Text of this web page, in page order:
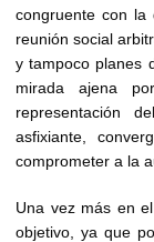
congruente con
reunión social
y tampoco planes
mirada ajena
representación
asfixiante,
comprometer a la
Una vez más en
objetivo, ya que